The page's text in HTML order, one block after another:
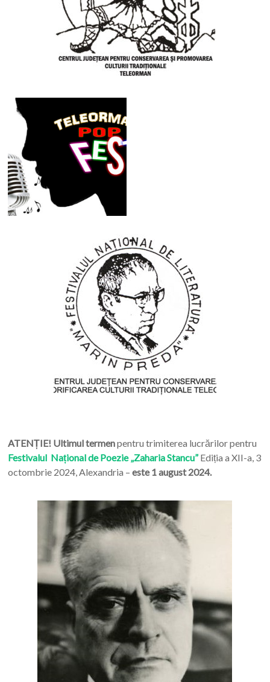
ATENȚIE! Ultimul termenpentru trimiterea lucrărilor pentru
Festivalul Național de Poezie „Zaharia Stancu”Ediția a XII-a, 3
octombrie 2024, Alexandria – este 1 august 2024.